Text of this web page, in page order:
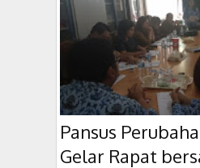
Pansus
Gelar Rapat